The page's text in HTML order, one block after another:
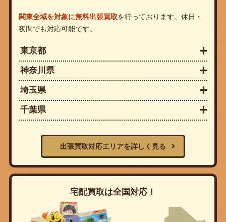
関東全域を対象に無料出張買取を行っております。休日・
夜間でも対応可能です。
東京都
神奈川県
埼玉県
千葉県
出張買取対応エリアを詳しく見る
宅配買取は全国対応！